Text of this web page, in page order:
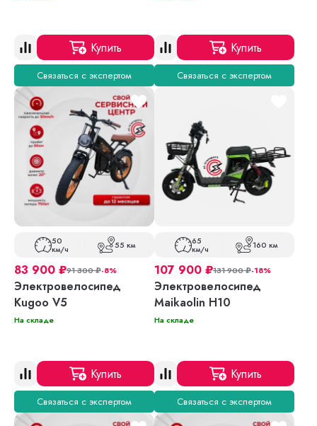
Купить
Связаться с экспертом
Купить
Связаться с экспертом
50
км/ч 55 км
83 900 ₽91 300₽-8%
Электровелосипед
Kugoo V5
На складе
Купить
Связаться с экспертом
65
км/ч 160 км
107 900 ₽131 900₽-18%
Электровелосипед
Maikaolin H10
На складе
Купить
Связаться с экспертом